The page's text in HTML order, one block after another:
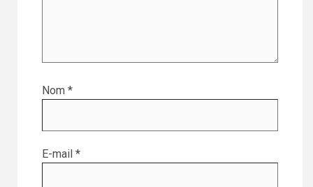
Nom *
E-mail *